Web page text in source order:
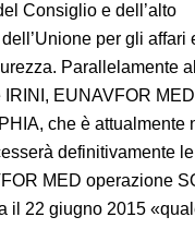
Consiglio e dell’alto
per gli affari
Parallelamente
IRINI, EUNAVFOR MED
che è attualmente
definitivamente
MED operazione
il 22 giugno 2015